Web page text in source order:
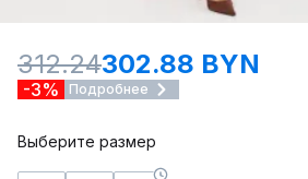
312.24302.88 BYN
-3% Подробнее
Выберите размер